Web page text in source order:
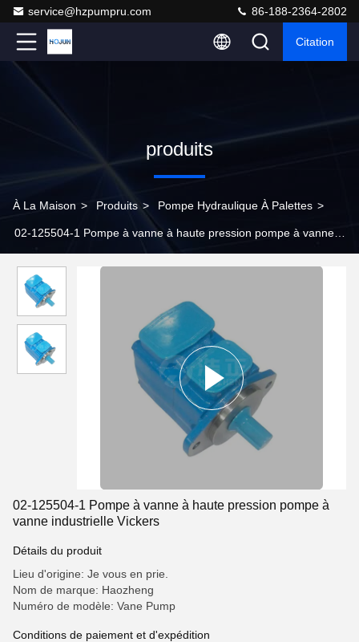
service@hzpumpru.com 86-188-2364-2802
Citation
produits
À La Maison > Produits > Pompe Hydraulique À Palettes >
02-125504-1 Pompe à vanne à haute pression pompe à vanne
02-125504-1 Pompe à vanne à haute pression pompe à
vanne industrielle Vickers
Détails du produit
Lieu d'origine: Je vous en prie.
Nom de marque: Haozheng
Numéro de modèle: Vane Pump
Conditions de paiement et d'expédition